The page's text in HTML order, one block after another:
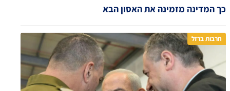
כך המדינה מזמינה את האסון הבא
חרבות ברזל